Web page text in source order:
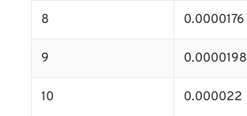
8 0.0000176
9 0.0000198
10 0.000022